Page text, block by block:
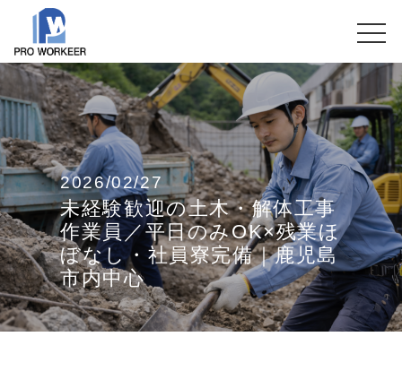
2026/02/27
未経験歓迎の土木・解体工事
作業員／平日のみOK×残業ほ
ぼなし・社員寮完備｜鹿児島
市内中心